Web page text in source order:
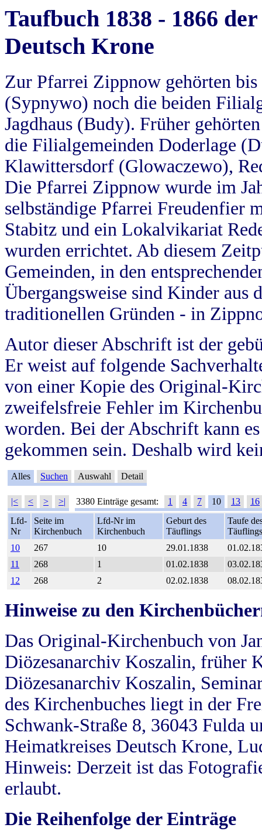
Taufbuch 1838 - 1866
Deutsch Krone
Zur Pfarrei Zippnow gehörten
(Sypnywo) noch die beiden
Jagdhaus (Budy). Früher
die Filialgemeinden Doderlage
Klawittersdorf (Glowaczewo),
Die Pfarrei Zippnow wurde im
selbständige Pfarrei Freudenfier
Stabitz und ein Lokalvikariat
wurden errichtet. Ab diesem
Gemeinden, in den
Übergangsweise sind Kinder aus
traditionellen Gründen - in
Autor dieser Abschrift ist der
Er weist auf folgende
von einer Kopie des Original-
zweifelsfreie Fehler im
worden. Bei der Abschrift kann
gekommen sein. Deshalb wird
Alles Suchen Auswahl Detail
|< < > >| 3380 Einträge gesamt: 1 4 7 10 13
16
Lfd-
Nr
Seite im
Kirchenbuch
Lfd-Nr im
Kirchenbuch
Geburt des
Täuflings
Taufe
Täuflings
10
267 10 29.01.1838
11
268 1 01.02.1838
12
268 2 02.02.1838
Hinweise zu den
Das Original-Kirchenbuch von
Diözesanarchiv Koszalin, früher
Diözesanarchiv Koszalin,
des Kirchenbuches liegt in der
Schwank-Straße 8, 36043 Fulda
Heimatkreises Deutsch Krone,
Hinweis: Derzeit ist das
erlaubt.
Die Reihenfolge der Einträge